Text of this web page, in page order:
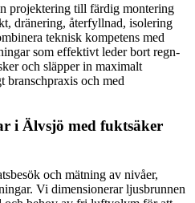
projektering till färdig montering
dränering, återfyllnad, isolering
teknisk kompetens med
som effektivt leder bort regn-
och släpper in maximalt
branschpraxis och med
i Älvsjö med fuktsäker
och mätning av nivåer,
Vi dimensionerar ljusbrunnen